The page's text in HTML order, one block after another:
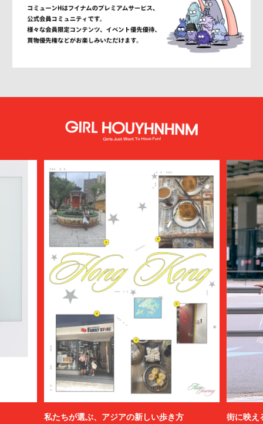
私たちが選ぶ、アジアの新しい歩き方 街に映え